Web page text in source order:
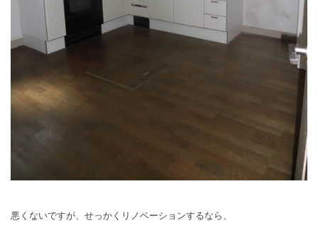
悪くないですが、せっかくリノベーションするなら、